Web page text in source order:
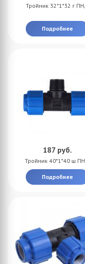
Тройник 32*1*32 г
Подробнее
187 руб.
Тройник 40*1*40 ш
Подробнее